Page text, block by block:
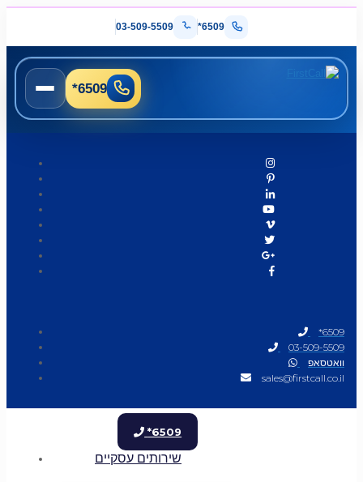
*6509
03-509-5509
*6509
*6509
03-509-5509
וואטסאפ
sales@firstcall.co.il
*6509
שירותים עסקיים